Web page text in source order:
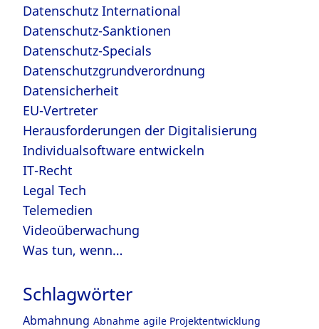
Datenschutz International
Datenschutz-Sanktionen
Datenschutz-Specials
Datenschutzgrundverordnung
Datensicherheit
EU-Vertreter
Herausforderungen der Digitalisierung
Individualsoftware entwickeln
IT-Recht
Legal Tech
Telemedien
Videoüberwachung
Was tun, wenn…
Schlagwörter
Abmahnung Abnahme agile Projektentwicklung